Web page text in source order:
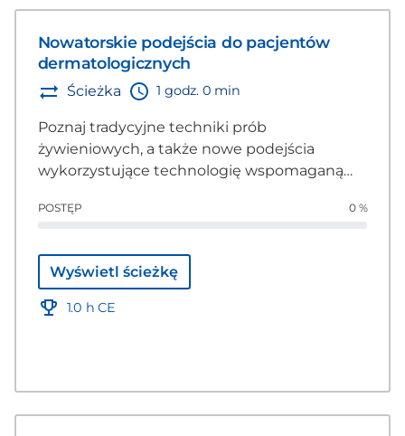
Nowatorskie podejścia do pacjentów
dermatologicznych
Ścieżka 1 godz. 0 min
Poznaj tradycyjne techniki prób
żywieniowych, a także nowe podejścia
wykorzystujące technologię wspomaganą
dermatologicznych.
POSTĘP 0 %
Wyświetl ścieżkę
1.0 h CE